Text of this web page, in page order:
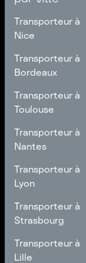
Transporteur à
Nice
Transporteur à
Nice
Transporteur à
Bordeaux
Transporteur à
Bordeaux
Transporteur à
Toulouse
Transporteur à
Toulouse
Transporteur à
Nantes
Transporteur à
Nantes
Transporteur à
Lyon
Transporteur à
Lyon
Transporteur à
Strasbourg
Transporteur à
Strasbourg
Transporteur à
Lille